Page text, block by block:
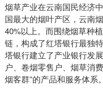
烟草产业在云南国民经济
国最大的烟叶产区，云南
40%以上。而围绕烟草种
链，构成了红塔银行最独
塔银行建立了产业银行发
户、卷烟零售户、烟草消
烟客群”的产品和服务体系。